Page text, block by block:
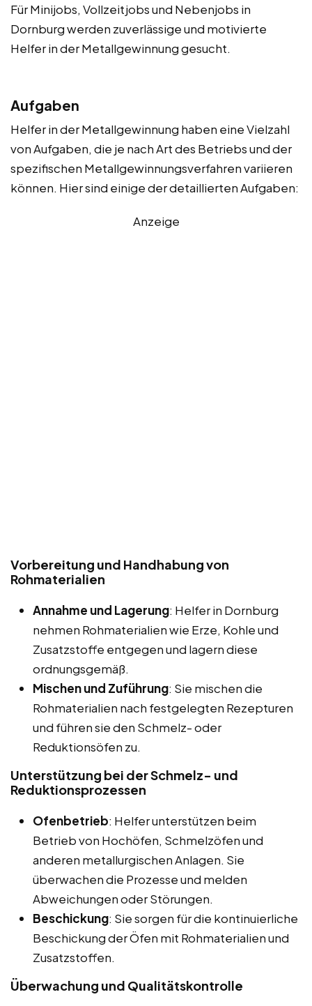
Für Minijobs, Vollzeitjobs und Nebenjobs in
Dornburg werden zuverlässige und motivierte
Helfer in der Metallgewinnung gesucht.
Aufgaben
Helfer in der Metallgewinnung haben eine Vielzahl
von Aufgaben, die je nach Art des Betriebs und der
spezifischen Metallgewinnungsverfahren variieren
können. Hier sind einige der detaillierten Aufgaben:
Anzeige
Vorbereitung und Handhabung von
Rohmaterialien
Annahme und Lagerung: Helfer in Dornburg
nehmen Rohmaterialien wie Erze, Kohle und
Zusatzstoffe entgegen und lagern diese
ordnungsgemäß.
Mischen und Zuführung: Sie mischen die
Rohmaterialien nach festgelegten Rezepturen
und führen sie den Schmelz- oder
Reduktionsöfen zu.
Unterstützung bei der Schmelz- und
Reduktionsprozessen
Ofenbetrieb: Helfer unterstützen beim
Betrieb von Hochöfen, Schmelzöfen und
anderen metallurgischen Anlagen. Sie
überwachen die Prozesse und melden
Abweichungen oder Störungen.
Beschickung: Sie sorgen für die kontinuierliche
Beschickung der Öfen mit Rohmaterialien und
Zusatzstoffen.
Überwachung und Qualitätskontrolle